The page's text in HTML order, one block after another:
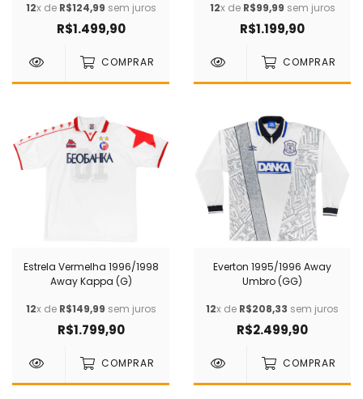
12x de R$124,99 sem juros
R$1.499,90
COMPRAR
12x de R$99,99 sem juros
R$1.199,90
COMPRAR
Estrela Vermelha 1996/1998
Away Kappa (G)
12x de R$149,99 sem juros
R$1.799,90
COMPRAR
Everton 1995/1996 Away
Umbro (GG)
12x de R$208,33 sem juros
R$2.499,90
COMPRAR